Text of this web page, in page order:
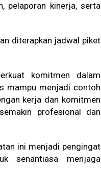
pelaporan kinerja, serta
diterapkan jadwal piket
komitmen dalam
mampu menjadi contoh
kerja dan komitmen
profesional dan
ini menjadi pengingat
senantiasa menjaga